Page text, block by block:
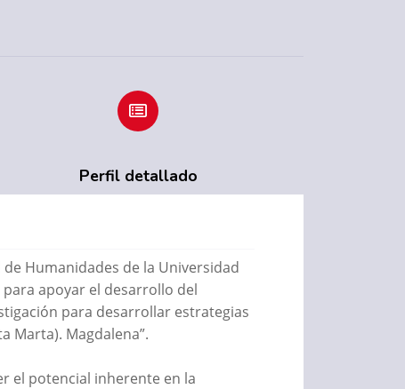
Perfil detallado
Humanidades de la Universidad
apoyar el desarrollo del
para desarrollar estrategias
Marta). Magdalena”.
el potencial inherente en la